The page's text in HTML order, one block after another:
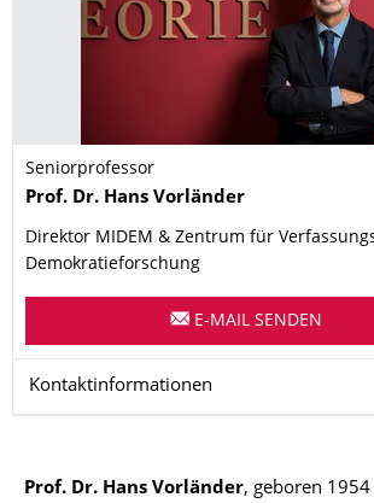
Seniorprofessor
Name
Prof. Dr. Hans Vorländer
Direktor MIDEM & Zentrum für
Demokratieforschung
E-MAIL SENDEN
Kontaktinformationen
Prof. Dr. Hans Vorländer, geboren